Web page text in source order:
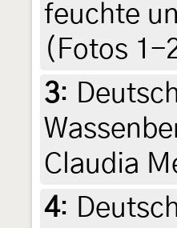
feuchte
(Fotos 1-
3:
Claudia
4: